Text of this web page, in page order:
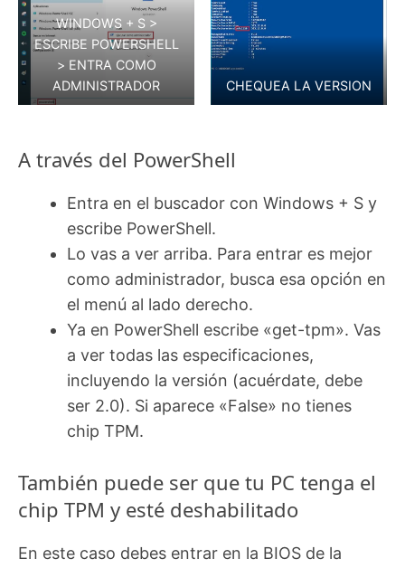
WINDOWS + S >
ESCRIBE POWERSHELL
> ENTRA COMO
ADMINISTRADOR
CHEQUEA LA VERSION
A través del PowerShell
Entra en el buscador con Windows + S y
escribe PowerShell.
Lo vas a ver arriba. Para entrar es mejor
como administrador, busca esa opción en
el menú al lado derecho.
Ya en PowerShell escribe «get-tpm». Vas
a ver todas las especificaciones,
incluyendo la versión (acuérdate, debe
ser 2.0). Si aparece «False» no tienes
chip TPM.
También puede ser que tu PC tenga el
chip TPM y esté deshabilitado
En este caso debes entrar en la BIOS de la